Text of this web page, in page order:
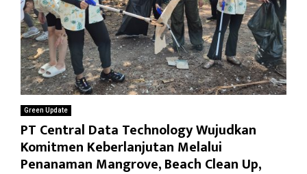
Green Update
PT Central Data Technology Wujudkan
Komitmen Keberlanjutan Melalui
Penanaman Mangrove, Beach Clean Up,